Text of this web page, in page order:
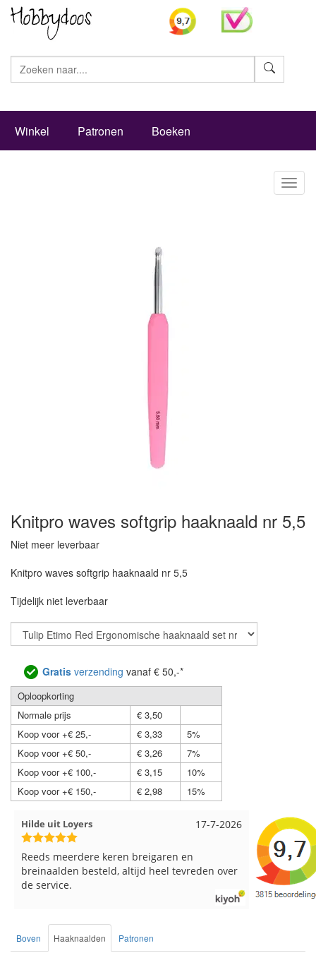
Winkel Patronen Boeken
Knitpro waves softgrip haaknaald nr 5,5
Niet meer leverbaar
Knitpro waves softgrip haaknaald nr 5,5
Tijdelijk niet leverbaar
Gratis verzending vanaf € 50,-*
Oploopkorting
Normale prijs
€ 3,50
Koop voor +€ 25,-
€ 3,33
5%
Koop voor +€ 50,-
€ 3,26
7%
Koop voor +€ 100,-
€ 3,15
10%
Koop voor +€ 150,-
€ 2,98 15%
12-7-2026
Loes uit EMMELOORD
Snelle levering en keurig verpakt. Top.
Nell uit
Goed
Boven Haaknaalden Patronen